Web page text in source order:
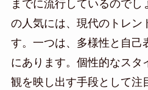
までに流行しているのでし
の人気には、現代のトレン
す。一つは、多様性と自己
にあります。個性的なスタ
観を映し出す手段として注